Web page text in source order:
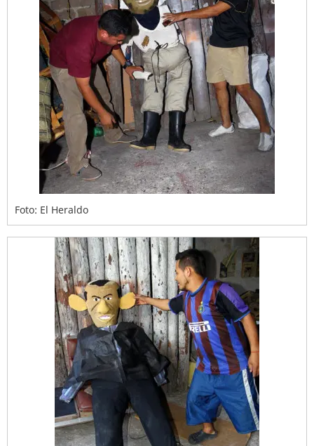
Foto: El Heraldo